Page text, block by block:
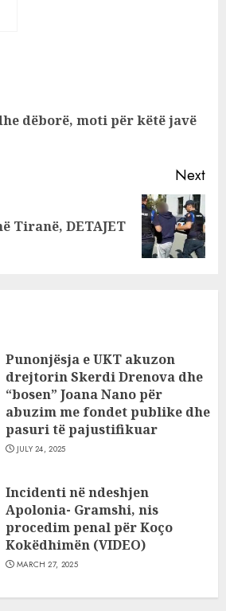
dëborë, moti për këtë javë
Next
Tiranë, DETAJET
Punonjësja e UKT akuzon
drejtorin Skerdi Drenova dhe
“bosen” Joana Nano për
abuzim me fondet publike dhe
pasuri të pajustifikuar
JULY 24, 2025
Incidenti në ndeshjen
Apolonia- Gramshi, nis
procedim penal për Koço
Kokëdhimën (VIDEO)
MARCH 27, 2025